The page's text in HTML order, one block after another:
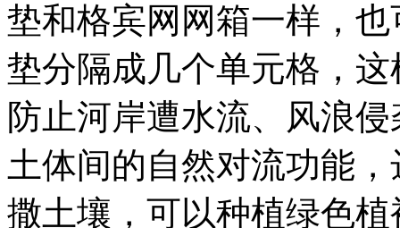
垫和格宾网网箱一样，
垫分隔成几个单元格，
防止河岸遭水流、风浪
土体间的自然对流功能
撒土壤，可以种植绿色